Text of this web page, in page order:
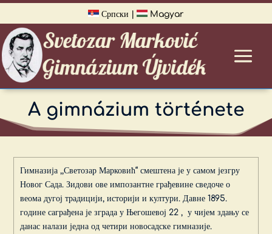
Српски Magyar
A gimnázium története
Гимназија ,,Светозар Марковић“ смештена је у самом језгру
Новог Сада. Зидови ове импозантне грађевине сведоче о
веома дугој традицији, историји и култури. Давне 1895.
године саграђена је зграда у Његошевој 22 , у чијем здању се
данас налази једна од четири новосадске гимназије.